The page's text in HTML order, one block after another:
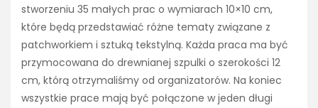
stworzeniu 35 małych prac o wymiarach 10×10 cm,
które będą przedstawiać różne tematy związane z
patchworkiem i sztuką tekstylną. Każda praca ma być
przymocowana do drewnianej szpulki o szerokości 12
cm, którą otrzymaliśmy od organizatorów. Na koniec
wszystkie prace mają być połączone w jeden długi